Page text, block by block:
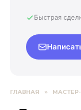
Быстрая
ГЛАВНАЯ »